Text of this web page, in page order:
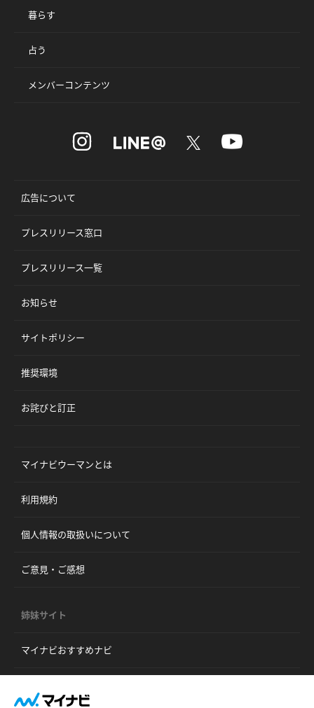
暮らす
占う
メンバーコンテンツ
広告について
プレスリリース窓口
プレスリリース一覧
お知らせ
サイトポリシー
推奨環境
お詫びと訂正
マイナビウーマンとは
利用規約
個人情報の取扱いについて
ご意見・ご感想
姉妹サイト
マイナビおすすめナビ